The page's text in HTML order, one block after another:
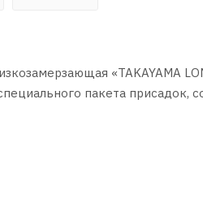
«TAKAYAMA
пакета присадок,